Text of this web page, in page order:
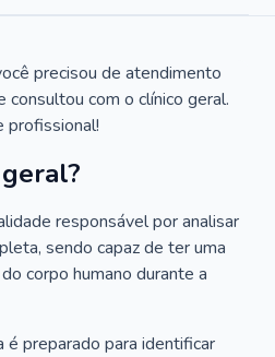
precisou de atendimento
consultou com o clínico geral.
profissional!
responsável por analisar
sendo capaz de ter uma
corpo humano durante a
preparado para identificar